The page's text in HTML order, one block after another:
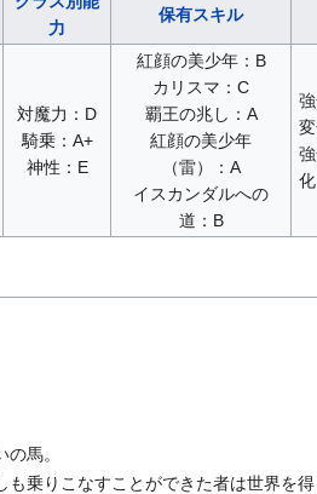
力
保有スキル
対魔力：D
騎乗：A+
神性：E
紅顔の美少年：B
カリスマ：C
覇王の兆し：A
紅顔の美少年
（雷）：A
イスカンダルへの
道：B
変
化
馬。
乗りこなすことができた者は世界を得